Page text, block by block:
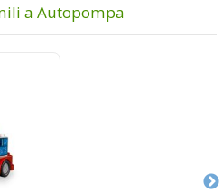
a Autopompa